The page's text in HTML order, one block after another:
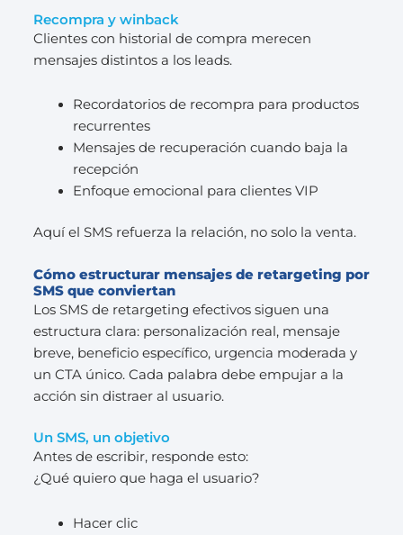
Recompra y winback
Clientes con historial de compra merecen
mensajes distintos a los leads.
Recordatorios de recompra para productos
recurrentes
Mensajes de recuperación cuando baja la
recepción
Enfoque emocional para clientes VIP
Aquí el SMS refuerza la relación, no solo la venta.
Cómo estructurar mensajes de retargeting por
SMS que conviertan
Los SMS de retargeting efectivos siguen una
estructura clara: personalización real, mensaje
breve, beneficio específico, urgencia moderada y
un CTA único. Cada palabra debe empujar a la
acción sin distraer al usuario.
Un SMS, un objetivo
Antes de escribir, responde esto:
¿Qué quiero que haga el usuario?
Hacer clic